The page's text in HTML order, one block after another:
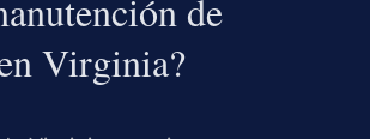
de
Virginia?